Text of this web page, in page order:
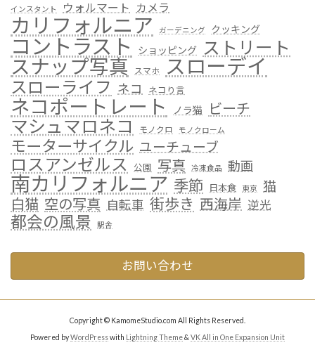
インスタント ウォルマート カメラ
カリフォルニア ガーデニング クッキング
コントラスト ショッピング ストリート
スナップ写真 スマホ スローデイ
スローライフ ネコ ネコり言
ネコポートレート ノラ猫 ビーチ
マシュマロネコ モノクロ モノクローム
モーターサイクル ユーチューブ
ロスアンゼルス 公園 写真 冷凍食品 動画
南カリフォルニア 季節 日本食 東京 猫
白猫 空の写真 自転車 街歩き 西海岸 逆光
都会の風景 駅舎
お問い合わせ
Copyright © KamomeStudio.com All Rights Reserved.
Powered byWordPresswith Lightning Theme& VK All in One Expansion Unit